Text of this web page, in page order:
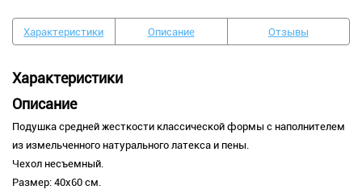
Характеристики Описание Отзывы
Характеристики
Описание
Подушка средней жесткости классической формы с наполнителем
из измельченного натурального латекса и пены.
Чехол несъемный.
Размер: 40х60 см.